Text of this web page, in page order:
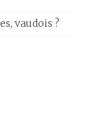
vaudois ?